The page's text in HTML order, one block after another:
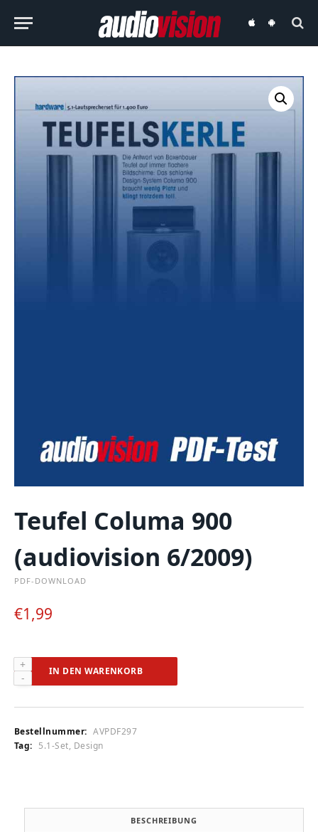
audiovisionaudiovision
Teufel Columa 900
(audiovision 6/2009)
PDF-DOWNLOAD
€1,99
Teufel
Columa
(audiovision
Menge
IN DEN WARENKORB
Bestellnummer: AVPDF297
Tag: 5.1-Set, Design
BESCHREIBUNG